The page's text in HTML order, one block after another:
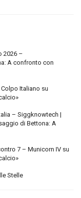
2026 –
A confronto con
Italiano su
– Siggknowtech |
di Bettona: A
7 – Municorn IV su
Stelle